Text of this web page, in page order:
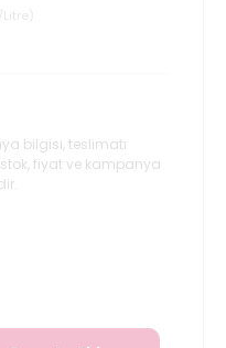
bilgisi, teslimatı
fiyat ve kampanya